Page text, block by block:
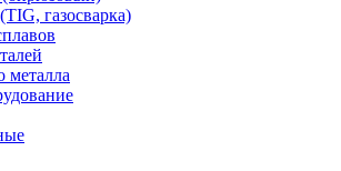
газосварка)
металла